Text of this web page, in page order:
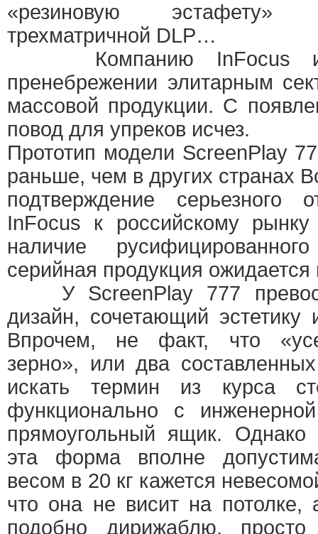
«резиновую эстафету»
трехматричной DLP…
Компанию InFocus
пренебрежении элитарным
массовой продукции. С
повод для упреков исчез.
Прототип модели ScreenPlay
раньше, чем в других странах
подтверждение серьезного
InFocus к российскому
наличие
серийная продукция
У ScreenPlay 777
дизайн, сочетающий эстетику
Впрочем, не факт, что
зерно», или два
искать термин из курса
функционально с
прямоугольный ящик. Однако
эта форма вполне
весом в 20 кг кажется
что она не висит на потолке,
подобно дирижаблю,